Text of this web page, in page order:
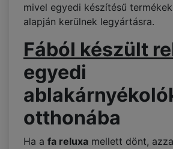
mivel egyedi készítésű
alapján kerülnek legyártásra.
Fából készült
egyedi
otthonába
Ha a fa reluxa mellett dönt,